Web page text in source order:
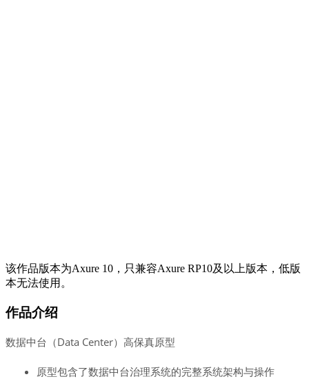
该作品版本为Axure 10，只兼容Axure RP10及以上版本，低版
本无法使用。
作品介绍
数据中台（Data Center）高保真原型
原型包含了数据中台治理系统的完整系统架构与操作